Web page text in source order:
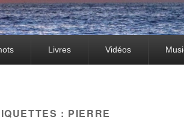
Livres Vidéos
: PIERRE